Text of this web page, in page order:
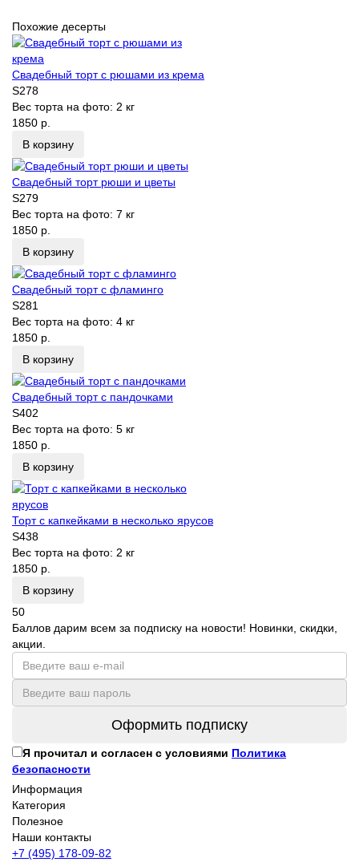
Похожие десерты
Свадебный торт с рюшами из крема
S278
Вес торта на фото: 2 кг
1850 р.
В корзину
Свадебный торт рюши и цветы
S279
Вес торта на фото: 7 кг
1850 р.
В корзину
Свадебный торт с фламинго
S281
Вес торта на фото: 4 кг
1850 р.
В корзину
Свадебный торт с пандочками
S402
Вес торта на фото: 5 кг
1850 р.
В корзину
Торт с капкейками в несколько ярусов
S438
Вес торта на фото: 2 кг
1850 р.
В корзину
50
Баллов дарим всем за подписку на новости! Новинки, скидки,
акции.
Оформить подписку
Я прочитал и согласен с условиями Политика
безопасности
Информация
Категория
Полезное
Наши контакты
+7 (495) 178-09-82